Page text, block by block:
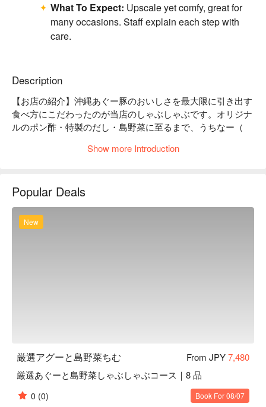
What To Expect: Upscale yet comfy, great for
many occasions. Staff explain each step with
care.
Description
【お店の紹介】沖縄あぐー豚のおいしさを最大限に引き出す
食べ方にこだわったのが当店のしゃぶしゃぶです。オリジナ
ルのポン酢・特製のだし・島野菜に至るまで、うちなー（
ーしゃぶしゃぶ。前菜から締めに至るまで、とことん、沖縄
アグーしゃぶしゃぶ：ジューシーで甘みがあって、脂がおい
しいのが特徴。
石垣牛のすき焼き：旬の島野菜が石垣牛を彩ります。
【ロケーション】那覇・松山交差点から歩いて 10 秒の県道
Show more Introduction
Popular Deals
New
厳選アグーと島野菜ちむ From JPY7,480
厳選あぐーと島野菜しゃぶしゃぶコース｜8 品
0 (0) Book For 08/07